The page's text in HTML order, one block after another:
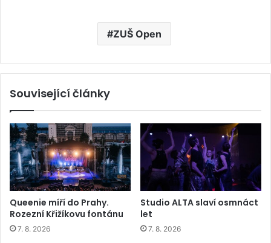
ZUŠ Open
Související články
Queenie míří do Prahy.
Rozezní Křižíkovu fontánu
7. 8. 2026
Studio ALTA slaví osmnáct
let
7. 8. 2026